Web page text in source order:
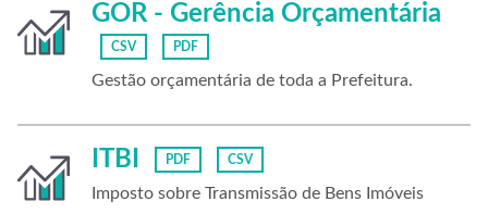
GOR - Gerência Orçamentária
CSV PDF
Gestão orçamentária de toda a Prefeitura.
ITBI PDF CSV
Imposto sobre Transmissão de Bens Imóveis